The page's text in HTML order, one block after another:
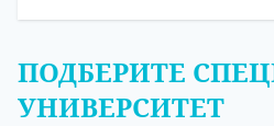
ПОДБЕРИТЕ
УНИВЕРСИТЕТ